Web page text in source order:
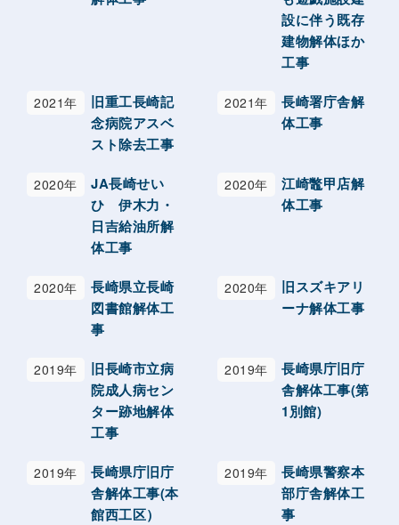
設に伴う既存
建物解体ほか
工事
2021年
旧重工長崎記
念病院アスベ
スト除去工事
2021年
長崎署庁舎解
体工事
2020年
JA長崎せい
ひ 伊木力・
日吉給油所解
体工事
2020年
江崎鼈甲店解
体工事
2020年
長崎県立長崎
図書館解体工
事
2020年
旧スズキアリ
ーナ解体工事
2019年
旧長崎市立病
院成人病セン
ター跡地解体
工事
2019年
長崎県庁旧庁
舎解体工事(第
1別館)
2019年
長崎県庁旧庁
舎解体工事(本
館西工区）
2019年
長崎県警察本
部庁舎解体工
事